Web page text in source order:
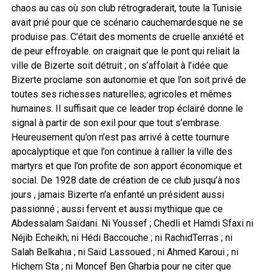
chaos au cas où son club rétrograderait, toute la Tunisie
avait prié pour que ce scénario cauchemardesque ne se
produise pas. C’était des moments de cruelle anxiété et
de peur effroyable. on craignait que le pont qui reliait la
ville de Bizerte soit détruit ; on s’affolait à l’idée que
Bizerte proclame son autonomie et que l’on soit privé de
toutes ses richesses naturelles; agricoles et mêmes
humaines. Il suffisait que ce leader trop éclairé donne le
signal à partir de son exil pour que tout s’embrase.
Heureusement qu’on n’est pas arrivé à cette tournure
apocalyptique et que l’on continue à rallier la ville des
martyrs et que l’on profite de son apport économique et
social. De 1928 date de création de ce club jusqu’à nos
jours , jamais Bizerte n’a enfanté un président aussi
passionné ; aussi fervent et aussi mythique que ce
Abdessalam Saïdani. Ni Youssef ; Chedli et Hamdi Sfaxi ni
Néjib Echeikh; ni Hédi Baccouche ; ni RachidTerras ; ni
Salah Belkahia ; ni Saïd Lassoued ; ni Ahmed Karoui ; ni
Hichem Sta ; ni Moncef Ben Gharbia pour ne citer que